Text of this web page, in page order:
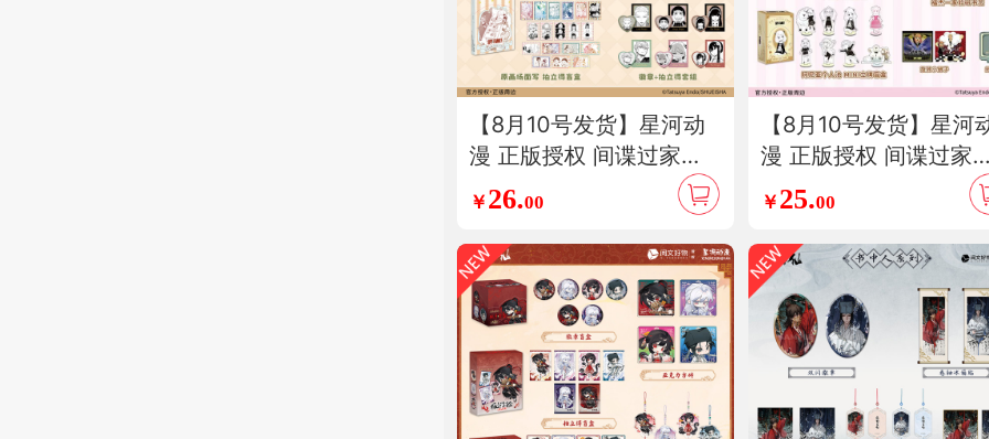
【8月10号发货】星河动
漫 正版授权 间谍过家家
阿尼亚 劳埃德 约尔 徽章
拍立得冰箱贴盲盒合影卡
原画立牌周边
￥ 26.00
【8月10号发货】星河
漫 正版授权 间谍过家
阿尼亚 约尔 劳埃德 冰
贴徽章立牌盲盒书签娃
空调毯周边
￥ 25.00